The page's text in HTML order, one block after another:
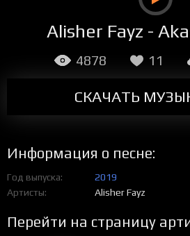
Alisher Fayz -
СКАЧАТЬ
4878 11
Информация о песне:
Год выпуска
2019
Артисты
Alisher Fayz
Перейти на страницу